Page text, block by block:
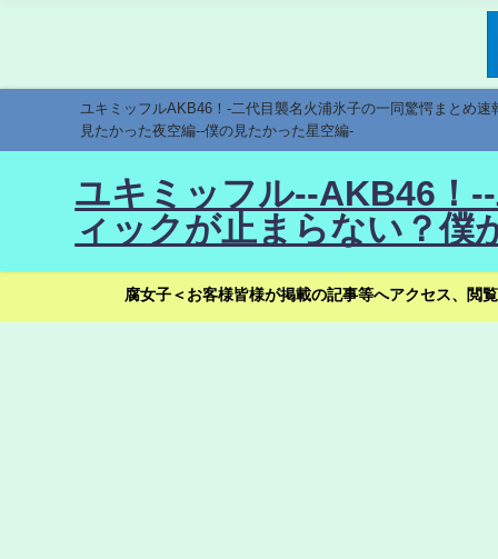
ユキミッフルAKB46！-二代目襲名火浦氷子の一同驚愕まとめ
見たかった夜空編--僕の見たかった星空編-
ユキミッフル--AKB46！
ィックが止まらない？僕
腐女子＜お客様皆様が掲載の記事等へアクセス、閲